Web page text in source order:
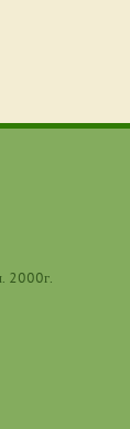
2000г.